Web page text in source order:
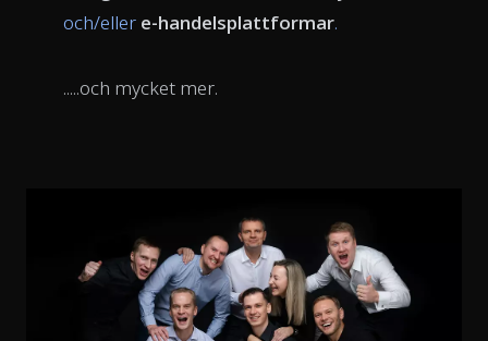
och/eller e-handelsplattformar.
.....och mycket mer.